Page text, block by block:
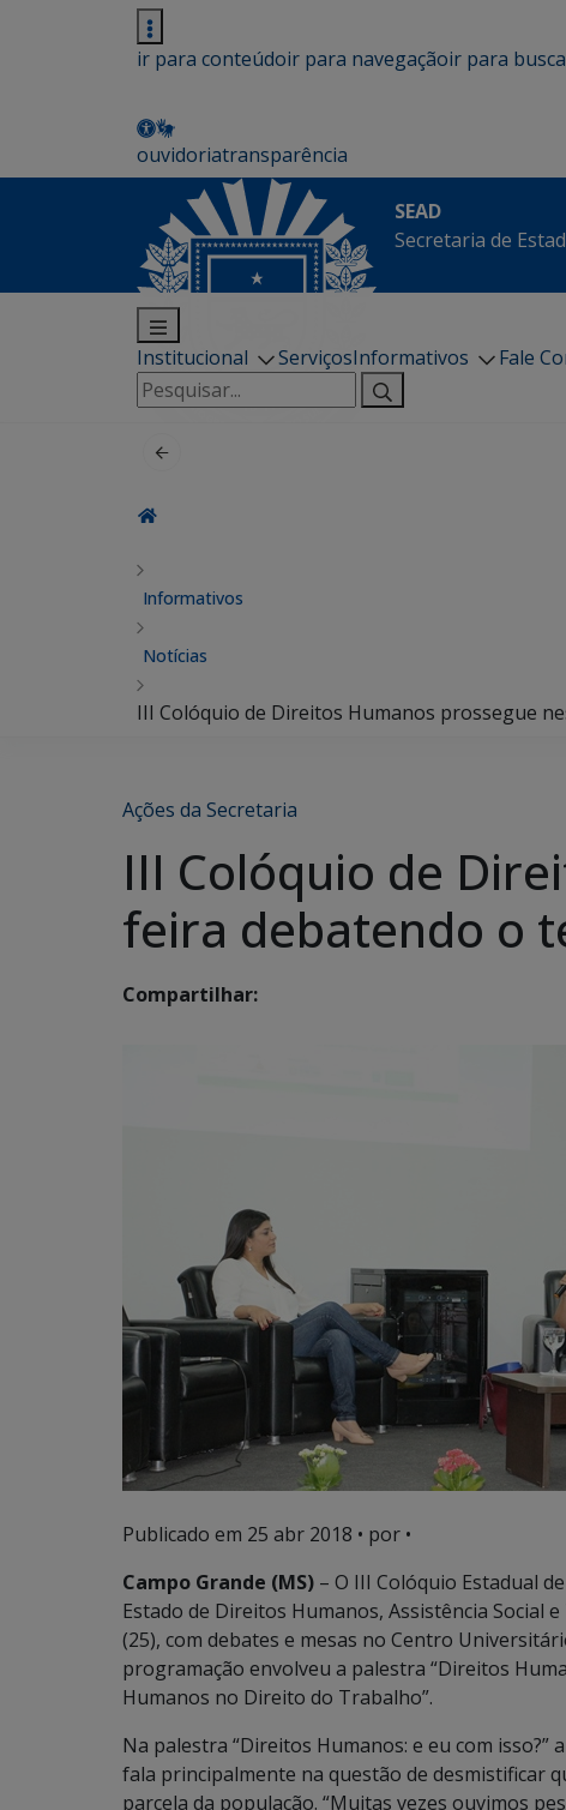
ir para conteúdoir para navegaçãoir para busca
ouvidoriatransparência
SEAD
Secretaria de
Institucional ServiçosInformativos
Fale
Pesquisar
por:
Informativos
Notícias
III Colóquio de Direitos Humanos prossegue
Ações da Secretaria
III Colóquio de
feira debatendo o
Compartilhar:
Publicado em 25 abr 2018 • por •
Campo Grande (MS) – O III Colóquio Estadual
Estado de Direitos Humanos, Assistência Social
(25), com debates e mesas no Centro
programação envolveu a palestra “Direitos
Humanos no Direito do Trabalho”.
Na palestra “Direitos Humanos: e eu com
fala principalmente na questão de desmistificar
parcela da população. “Muitas vezes ouvimos